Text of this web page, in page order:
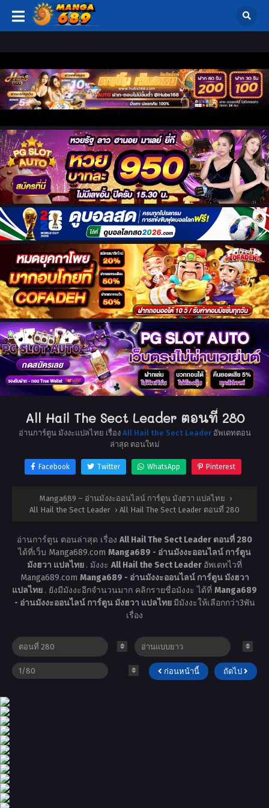
All Hail The Sect Leader ตอนที่ 280
อ่านการ์ตูน มังงะแปลไทย เรื่อง All Hail the Sect Leaderอัพเดทตอน
ล่าสุด ตอนใหม่
Facebook Twitter WhatsApp Pinterest
Manga689 – อ่านมังงะออนไลน์ การ์ตูน มังฮวา แปลไทย ›
All Hail the Sect Leader › All Hail The Sect Leader ตอนที่ 280
อ่านการ์ตูน ตอนล่าสุด เรื่อง All Hail The Sect Leader ตอนที่ 280
ได้ที่เว็บ Manga689.com Manga689 - อ่านมังงะออนไลน์ การ์ตูน
มังฮวา แปลไทย . มังงะ All Hail the Sect Leader อัพเดทไวที่
Manga689.com Manga689 - อ่านมังงะออนไลน์ การ์ตูน มังฮวา
แปลไทย . ยังมีมังงะอีกจำนวนมาก คลิกรายชื่อมังงะ ได้ที่ Manga689
- อ่านมังงะออนไลน์ การ์ตูน มังฮวา แปลไทย มีมังงะให้เลือกกว่า3พัน
เรื่อง
ก่อนหน้านี้ ถัดไป